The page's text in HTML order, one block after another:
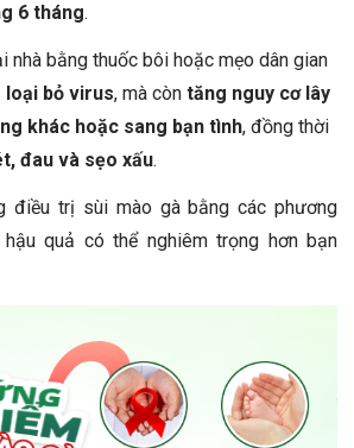
6 tháng.
nhà bằng thuốc bôi hoặc mẹo dân gian
loại bỏ virus, mà còn tăng nguy cơ lây
khác hoặc sang bạn tình, đồng thời
đau và sẹo xấu.
điều trị sùi mào gà bằng các phương
hậu quả có thể nghiêm trọng hơn bạn